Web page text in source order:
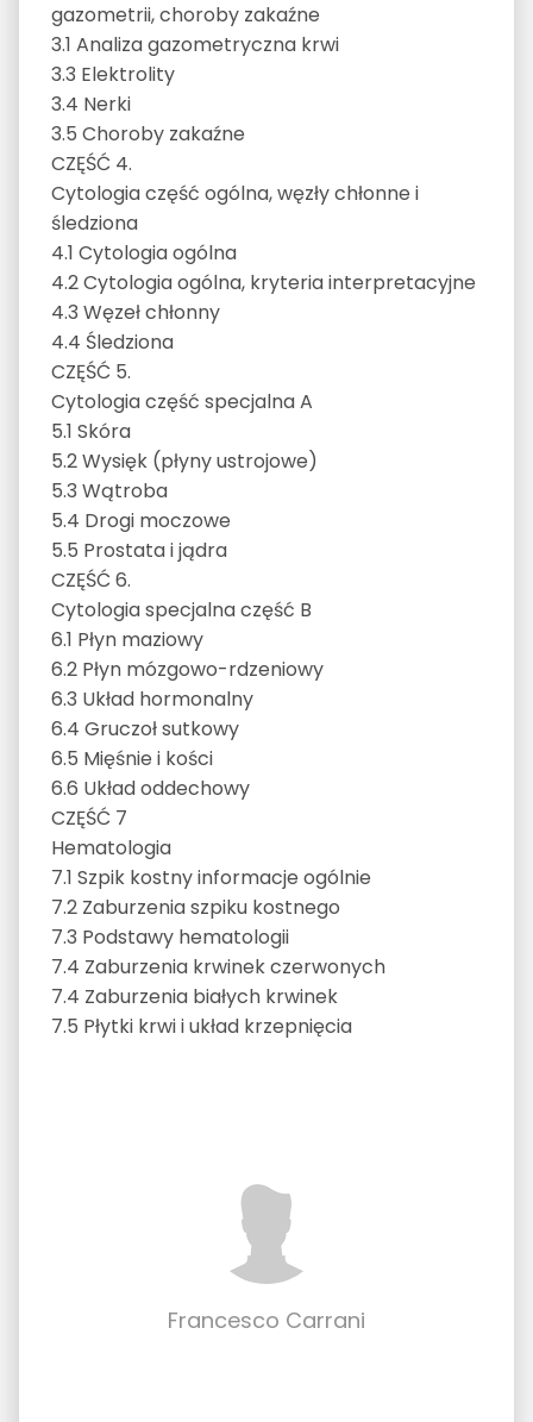
gazometrii, choroby zakaźne
3.1 Analiza gazometryczna krwi
3.3 Elektrolity
3.4 Nerki
3.5 Choroby zakaźne
CZĘŚĆ 4.
Cytologia część ogólna, węzły chłonne i
śledziona
4.1 Cytologia ogólna
4.2 Cytologia ogólna, kryteria interpretacyjne
4.3 Węzeł chłonny
4.4 Śledziona
CZĘŚĆ 5.
Cytologia część specjalna A
5.1 Skóra
5.2 Wysięk (płyny ustrojowe)
5.3 Wątroba
5.4 Drogi moczowe
5.5 Prostata i jądra
CZĘŚĆ 6.
Cytologia specjalna część B
6.1 Płyn maziowy
6.2 Płyn mózgowo-rdzeniowy
6.3 Układ hormonalny
6.4 Gruczoł sutkowy
6.5 Mięśnie i kości
6.6 Układ oddechowy
CZĘŚĆ 7
Hematologia
7.1 Szpik kostny informacje ogólnie
7.2 Zaburzenia szpiku kostnego
7.3 Podstawy hematologii
7.4 Zaburzenia krwinek czerwonych
7.4 Zaburzenia białych krwinek
7.5 Płytki krwi i układ krzepnięcia
Francesco Carrani